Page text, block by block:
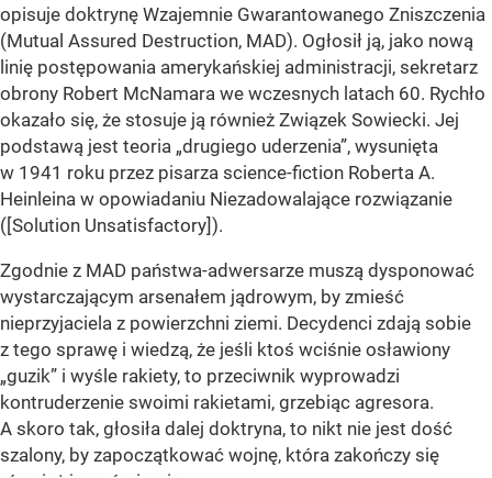
opisuje doktrynę Wzajemnie Gwarantowanego Zniszczenia
(Mutual Assured Destruction, MAD). Ogłosił ją, jako nową
linię postępowania amerykańskiej administracji, sekretarz
obrony Robert McNamara we wczesnych latach 60. Rychło
okazało się, że stosuje ją również Związek Sowiecki. Jej
podstawą jest teoria „drugiego uderzenia”, wysunięta
w 1941 roku przez pisarza science-fiction Roberta A.
Heinleina w opowiadaniu Niezadowalające rozwiązanie
([Solution Unsatisfactory]).
Zgodnie z MAD państwa-adwersarze muszą dysponować
wystarczającym arsenałem jądrowym, by zmieść
nieprzyjaciela z powierzchni ziemi. Decydenci zdają sobie
z tego sprawę i wiedzą, że jeśli ktoś wciśnie osławiony
„guzik” i wyśle rakiety, to przeciwnik wyprowadzi
kontruderzenie swoimi rakietami, grzebiąc agresora.
A skoro tak, głosiła dalej doktryna, to nikt nie jest dość
szalony, by zapoczątkować wojnę, która zakończy się